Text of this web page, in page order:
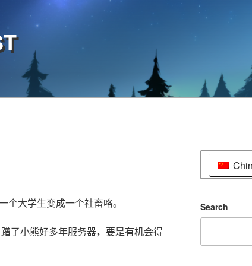
大学生变成一个社畜咯。
了小熊好多年服务器，要是有机会得
Search